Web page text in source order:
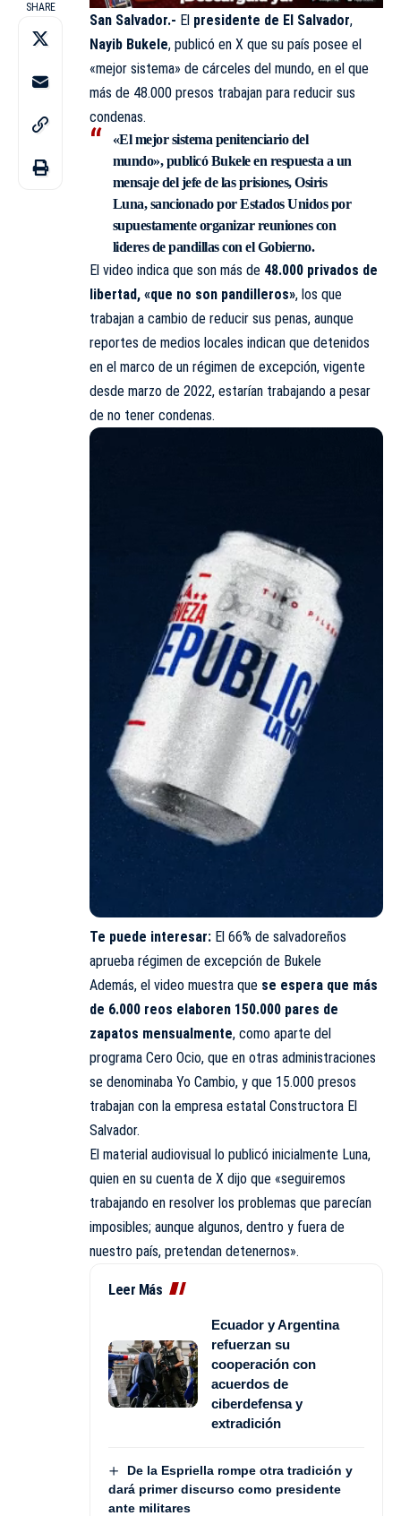
SHARE
San Salvador.- El presidente de El Salvador,
Nayib Bukele, publicó en X que su país posee el
«mejor sistema» de cárceles del mundo, en el que
más de 48.000 presos trabajan para reducir sus
condenas.
«El mejor sistema penitenciario del
mundo», publicó Bukele en respuesta a un
mensaje del jefe de las prisiones, Osiris
Luna, sancionado por Estados Unidos por
supuestamente organizar reuniones con
lideres de pandillas con el Gobierno.
El video indica que son más de 48.000 privados de
libertad, «que no son pandilleros», los que
trabajan a cambio de reducir sus penas, aunque
reportes de medios locales indican que detenidos
en el marco de un régimen de excepción, vigente
desde marzo de 2022, estarían trabajando a pesar
de no tener condenas.
Te puede interesar: El 66% de salvadoreños
aprueba régimen de excepción de Bukele
Además, el video muestra que se espera que más
de 6.000 reos elaboren 150.000 pares de
zapatos mensualmente, como aparte del
programa Cero Ocio, que en otras administraciones
se denominaba Yo Cambio, y que 15.000 presos
trabajan con la empresa estatal Constructora El
Salvador.
El material audiovisual lo publicó inicialmente Luna,
quien en su cuenta de X dijo que «seguiremos
trabajando en resolver los problemas que parecían
imposibles; aunque algunos, dentro y fuera de
nuestro país, pretendan detenernos».
Leer Más
Ecuador y Argentina
refuerzan su
cooperación con
acuerdos de
ciberdefensa y
extradición
De la Espriella rompe otra tradición y
dará primer discurso como presidente
ante militares